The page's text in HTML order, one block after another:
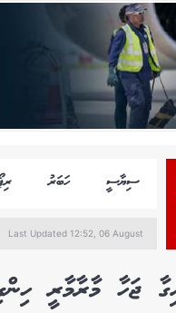
ސިޔާސީ ހަބަރު
Last Updated 12:52, 06 August
ޖަހާ މާރާމާރީ